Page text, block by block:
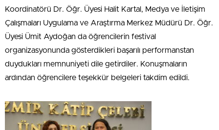
Koordinatörü Dr. Öğr. Üyesi Halit Kartal, Medya ve İletişim
Çalışmaları Uygulama ve Araştırma Merkez Müdürü Dr. Öğr.
Üyesi Ümit Aydoğan da öğrencilerin festival
organizasyonunda gösterdikleri başarılı performanstan
duydukları memnuniyeti dile getirdiler. Konuşmaların
ardından öğrencilere teşekkür belgeleri takdim edildi.